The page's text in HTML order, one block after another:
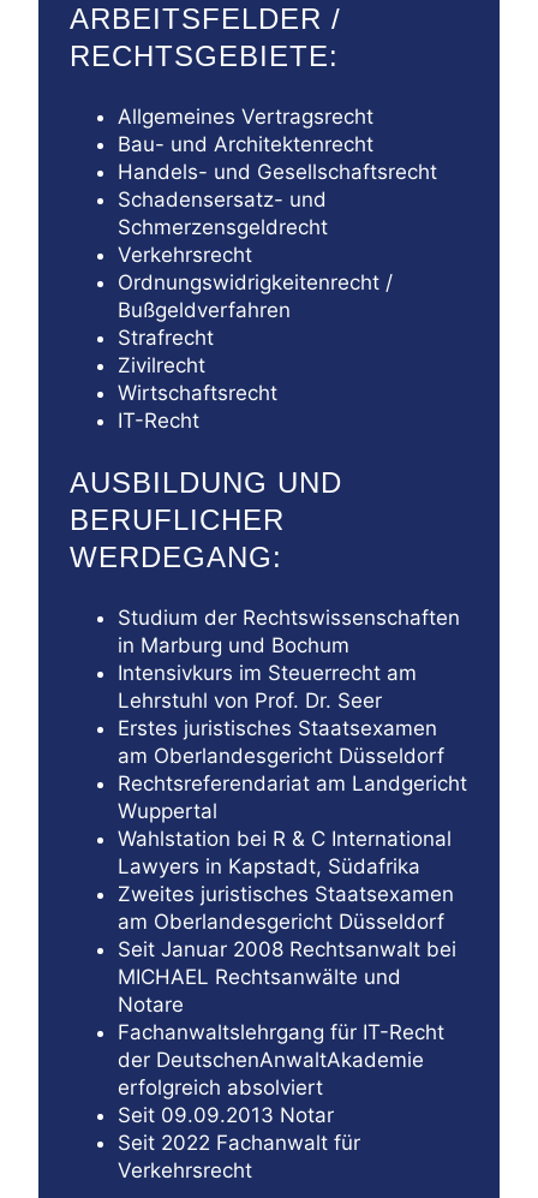
ARBEITSFELDER /
RECHTSGEBIETE:
Allgemeines Vertragsrecht
Bau- und Architektenrecht
Handels- und Gesellschaftsrecht
Schadensersatz- und
Schmerzensgeldrecht
Verkehrsrecht
Ordnungswidrigkeitenrecht /
Bußgeldverfahren
Strafrecht
Zivilrecht
Wirtschaftsrecht
IT-Recht
AUSBILDUNG UND
BERUFLICHER
WERDEGANG:
Studium der Rechtswissenschaften
in Marburg und Bochum
Intensivkurs im Steuerrecht am
Lehrstuhl von Prof. Dr. Seer
Erstes juristisches Staatsexamen
am Oberlandesgericht Düsseldorf
Rechtsreferendariat am Landgericht
Wuppertal
Wahlstation bei R & C International
Lawyers in Kapstadt, Südafrika
Zweites juristisches Staatsexamen
am Oberlandesgericht Düsseldorf
Seit Januar 2008 Rechtsanwalt bei
MICHAEL Rechtsanwälte und
Notare
Fachanwaltslehrgang für IT-Recht
der DeutschenAnwaltAkademie
erfolgreich absolviert
Seit 09.09.2013 Notar
Seit 2022 Fachanwalt für
Verkehrsrecht